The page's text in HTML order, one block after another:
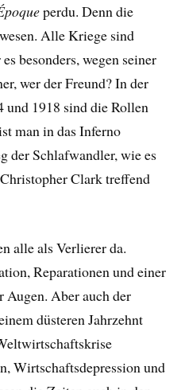
perdu. Denn die
Alle Kriege sind
besonders, wegen seiner
wer der Freund? In der
und 1918 sind die Rollen
man in das Inferno
der Schlafwandler, wie es
Clark treffend
alle als Verlierer da.
Reparationen und einer
Augen. Aber auch der
düsteren Jahrzehnt
Wirtschaftsdepression und